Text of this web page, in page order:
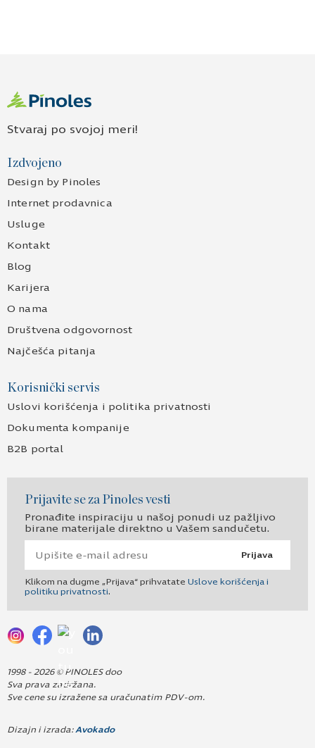
Stvaraj po svojoj meri!
Izdvojeno
Design by Pinoles
Internet prodavnica
Usluge
Kontakt
Blog
Karijera
O nama
Društvena odgovornost
Najčešća pitanja
Korisnički servis
Uslovi korišćenja i politika privatnosti
Dokumenta kompanije
B2B portal
Prijavite se za Pinoles vesti
Pronađite inspiraciju u našoj ponudi uz pažljivo
birane materijale direktno u Vašem sandučetu.
Prijava
Klikom na dugme „Prijava“ prihvatate Uslove korišćenja i
politiku privatnosti.
1998 - 2026 © PINOLES doo
Sva prava zadržana.
Sve cene su izražene sa uračunatim PDV-om.
Dizajn i izrada:Avokado